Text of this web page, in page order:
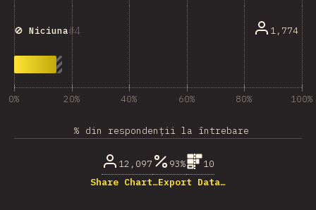
4
🚫 Niciuna 1,774
0% 20% 40% 60% 80% 100%
% din respondenții la întrebare
12,097 93%
10
Share Chart…Export Data…